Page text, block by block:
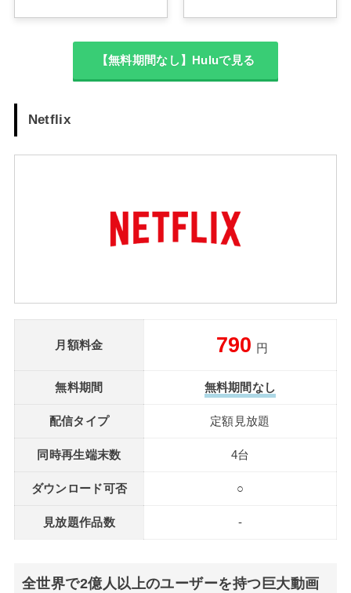
【無料期間なし】Huluで見る
Netflix
月額料金 790 円
無料期間 無料期間なし
配信タイプ 定額見放題
同時再生端末数 4台
ダウンロード可否 ○
見放題作品数 -
全世界で2億人以上のユーザーを持つ巨大動画